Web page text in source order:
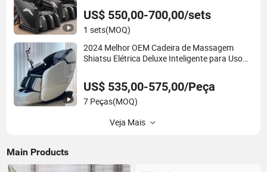
com Sistema de Pagamento em Gravidade
Zero 2024
US$ 550,00-700,00/sets
1 sets(MOQ)
2024 Melhor OEM Cadeira de Massagem
Shiatsu Elétrica Deluxe Inteligente para Uso
Tamanho Grande com Massagem para os
Pés 4D Alta Qualidade
US$ 535,00-575,00/Peça
7 Peças(MOQ)
Veja Mais
Main Products